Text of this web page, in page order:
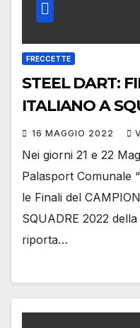
FRECCETTE
STEEL DART:
ITALIANO A
16 MAGGIO 2022
Nei giorni 21 e 22
Palasport Comunale
le Finali del
SQUADRE 2022
riporta…